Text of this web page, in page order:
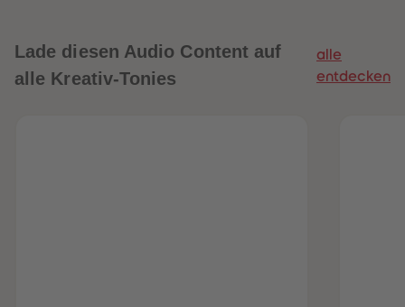
Lade diesen Audio Content auf
alle Kreativ-Tonies
alle
entdecken